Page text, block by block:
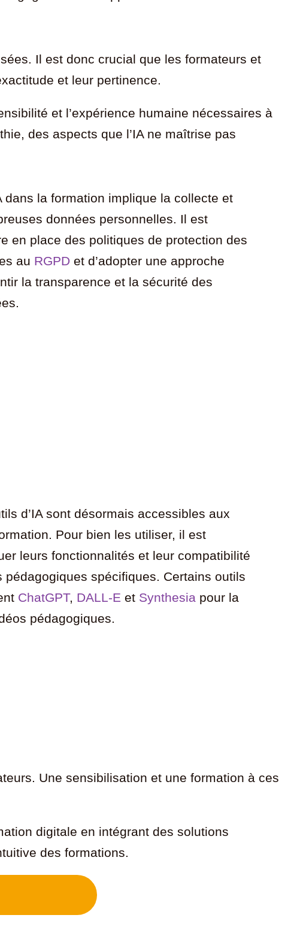
Il est donc crucial que les formateurs et
et leur pertinence.
et l’expérience humaine nécessaires à
des aspects que l’IA ne maîtrise pas
dans la formation implique la collecte et
données personnelles. Il est
en place des politiques de protection des
au RGPD et d’adopter une approche
la transparence et la sécurité des
d’IA sont désormais accessibles aux
Pour bien les utiliser, il est
leurs fonctionnalités et leur compatibilité
pédagogiques spécifiques. Certains outils
ChatGPT, DALL-E et Synthesia pour la
pédagogiques.
Une sensibilisation et une formation à ces
digitale en intégrant des solutions
des formations.